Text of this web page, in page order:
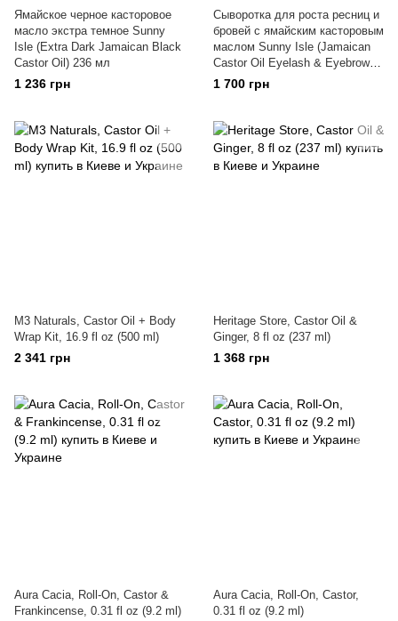
Ямайское черное касторовое
масло экстра темное Sunny
Isle (Extra Dark Jamaican Black
Castor Oil) 236 мл
1 236 грн
Сыворотка для роста ресниц и
бровей с ямайским касторовым
маслом Sunny Isle (Jamaican
Castor Oil Eyelash & Eyebrow
Growth Serum) 59,15 мл
1 700 грн
M3 Naturals, Castor Oil + Body
Wrap Kit, 16.9 fl oz (500 ml)
2 341 грн
Heritage Store, Castor Oil &
Ginger, 8 fl oz (237 ml)
1 368 грн
Aura Cacia, Roll-On, Castor &
Frankincense, 0.31 fl oz (9.2 ml)
Aura Cacia, Roll-On, Castor,
0.31 fl oz (9.2 ml)